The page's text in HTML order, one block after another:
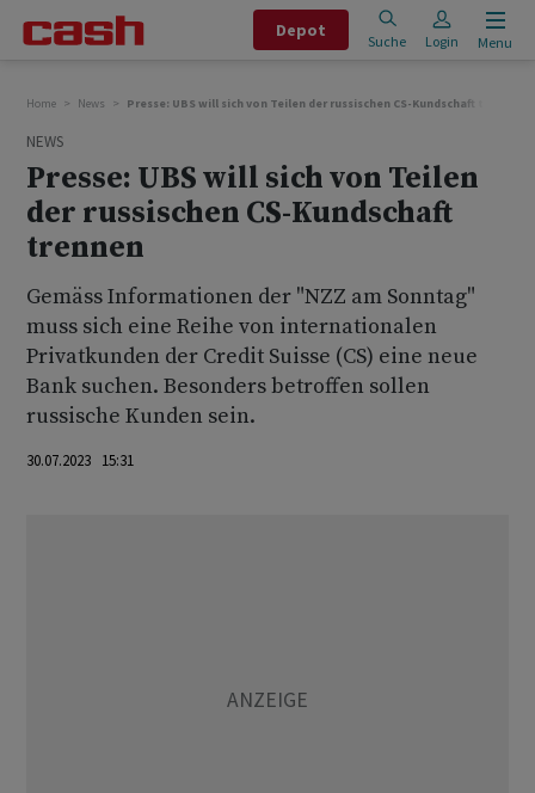
Depot
Suche Login Menu
Home News Presse: UBS will sich von Teilen der russischen CS-Kundschaft trennen
NEWS
Presse: UBS will sich von Teilen
der russischen CS-Kundschaft
trennen
Gemäss Informationen der "NZZ am Sonntag"
muss sich eine Reihe von internationalen
Privatkunden der Credit Suisse (CS) eine neue
Bank suchen. Besonders betroffen sollen
russische Kunden sein.
30.07.2023 15:31